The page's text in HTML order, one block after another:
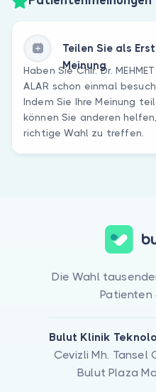
Teilen Sie als
Meinung
Haben Sie Chir. Dr. MEHMET
ALAR schon einmal
Indem Sie Ihre Meinung
können Sie anderen
richtige Wahl zu treffen.
Die Wahl
Patienten
Bulut Klinik
Cevizli Mh. Tansel
Bulut Plaza